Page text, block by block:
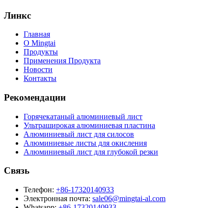
Линкс
Главная
О Mingtai
Продукты
Применения Продукта
Новости
Контакты
Рекомендации
Горячекатаный алюминиевый лист
Ультраширокая алюминиевая пластина
Алюминиевый лист для силосов
Алюминиевые листы для окисления
Алюминиевый лист для глубокой резки
Связь
Телефон: +86-17320140933
Электронная почта: sale06@mingtai-al.com